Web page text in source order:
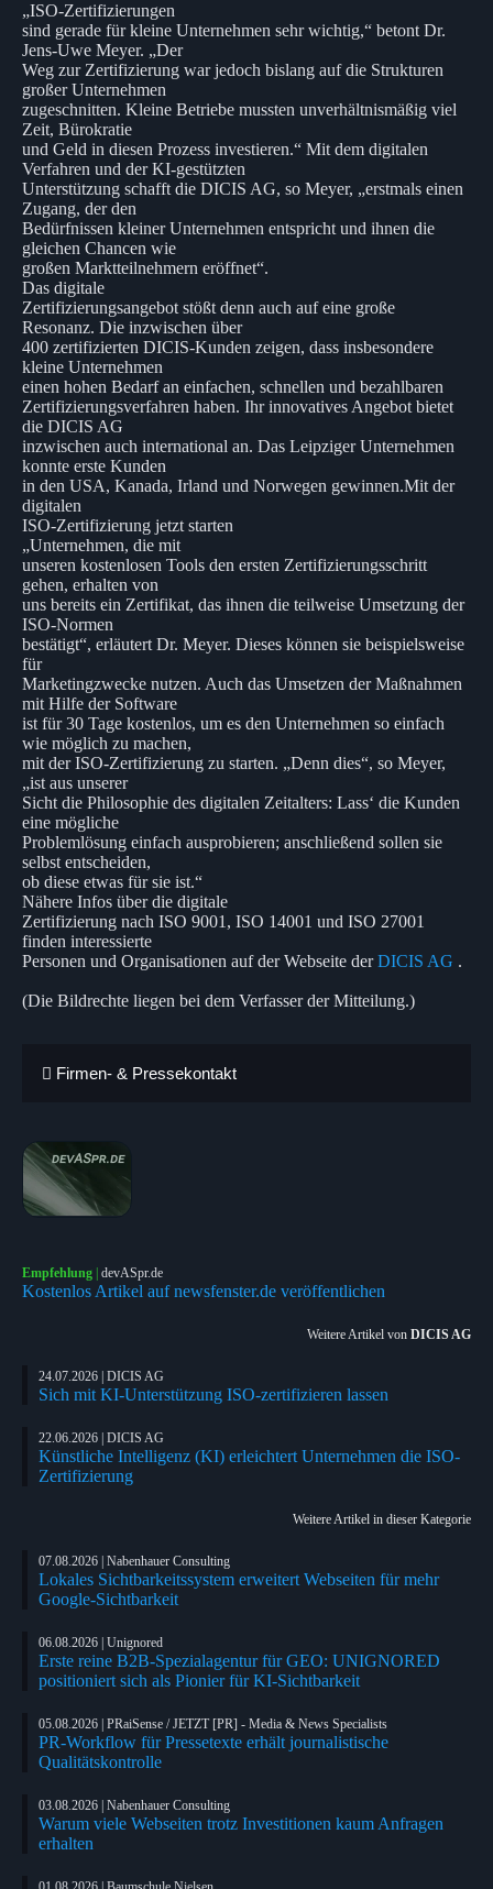
„ISO-Zertifizierungen
sind gerade für kleine Unternehmen sehr wichtig,“ betont Dr.
Jens-Uwe Meyer. „Der
Weg zur Zertifizierung war jedoch bislang auf die Strukturen
großer Unternehmen
zugeschnitten. Kleine Betriebe mussten unverhältnismäßig viel
Zeit, Bürokratie
und Geld in diesen Prozess investieren.“ Mit dem digitalen
Verfahren und der KI-gestützten
Unterstützung schafft die DICIS AG, so Meyer, „erstmals einen
Zugang, der den
Bedürfnissen kleiner Unternehmen entspricht und ihnen die
gleichen Chancen wie
großen Marktteilnehmern eröffnet“.
Das digitale
Zertifizierungsangebot stößt denn auch auf eine große
Resonanz. Die inzwischen über
400 zertifizierten DICIS-Kunden zeigen, dass insbesondere
kleine Unternehmen
einen hohen Bedarf an einfachen, schnellen und bezahlbaren
Zertifizierungsverfahren haben. Ihr innovatives Angebot bietet
die DICIS AG
inzwischen auch international an. Das Leipziger Unternehmen
konnte erste Kunden
in den USA, Kanada, Irland und Norwegen gewinnen.Mit der
digitalen
ISO-Zertifizierung jetzt starten
„Unternehmen, die mit
unseren kostenlosen Tools den ersten Zertifizierungsschritt
gehen, erhalten von
uns bereits ein Zertifikat, das ihnen die teilweise Umsetzung der
ISO-Normen
bestätigt“, erläutert Dr. Meyer. Dieses können sie beispielsweise
für
Marketingzwecke nutzen. Auch das Umsetzen der Maßnahmen
mit Hilfe der Software
ist für 30 Tage kostenlos, um es den Unternehmen so einfach
wie möglich zu machen,
mit der ISO-Zertifizierung zu starten. „Denn dies“, so Meyer,
„ist aus unserer
Sicht die Philosophie des digitalen Zeitalters: Lass‘ die Kunden
eine mögliche
Problemlösung einfach ausprobieren; anschließend sollen sie
selbst entscheiden,
ob diese etwas für sie ist.“
Nähere Infos über die digitale
Zertifizierung nach ISO 9001, ISO 14001 und ISO 27001
finden interessierte
Personen und Organisationen auf der Webseite derDICIS AG .
(Die Bildrechte liegen bei dem Verfasser der Mitteilung.)
Firmen- & Pressekontakt
Empfehlung devASpr.de
Kostenlos Artikel auf newsfenster.de veröffentlichen
Weitere Artikel von DICIS AG
24.07.2026 | DICIS AG
Sich mit KI-Unterstützung ISO-zertifizieren lassen
22.06.2026 | DICIS AG
Künstliche Intelligenz (KI) erleichtert Unternehmen die ISO-
Zertifizierung
Weitere Artikel in dieser Kategorie
07.08.2026 | Nabenhauer Consulting
Lokales Sichtbarkeitssystem erweitert Webseiten für mehr
Google-Sichtbarkeit
06.08.2026 | Unignored
Erste reine B2B-Spezialagentur für GEO: UNIGNORED
positioniert sich als Pionier für KI-Sichtbarkeit
05.08.2026 | PRaiSense / JETZT [PR] - Media & News Specialists
PR-Workflow für Pressetexte erhält journalistische
Qualitätskontrolle
03.08.2026 | Nabenhauer Consulting
Warum viele Webseiten trotz Investitionen kaum Anfragen
erhalten